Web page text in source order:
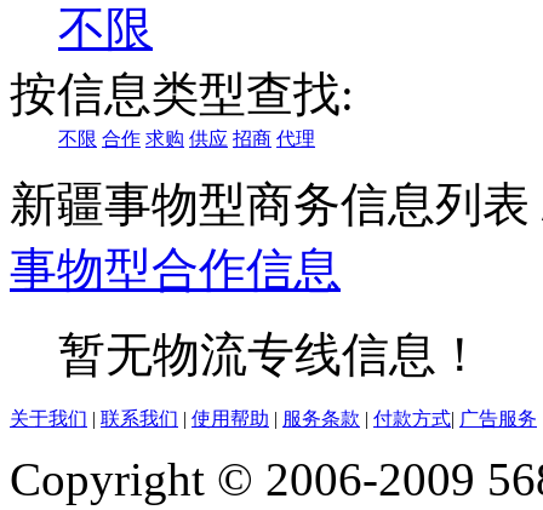
不限
按信息类型查找:
不限 合作 求购 供应 招商 代理
新疆事物型商务信息列表
事物型合作信息
暂无物流专线信息！
关于我们 | 联系我们 | 使用帮助 | 服务条款 | 付款方式| 广告服务
Copyright © 2006-2009